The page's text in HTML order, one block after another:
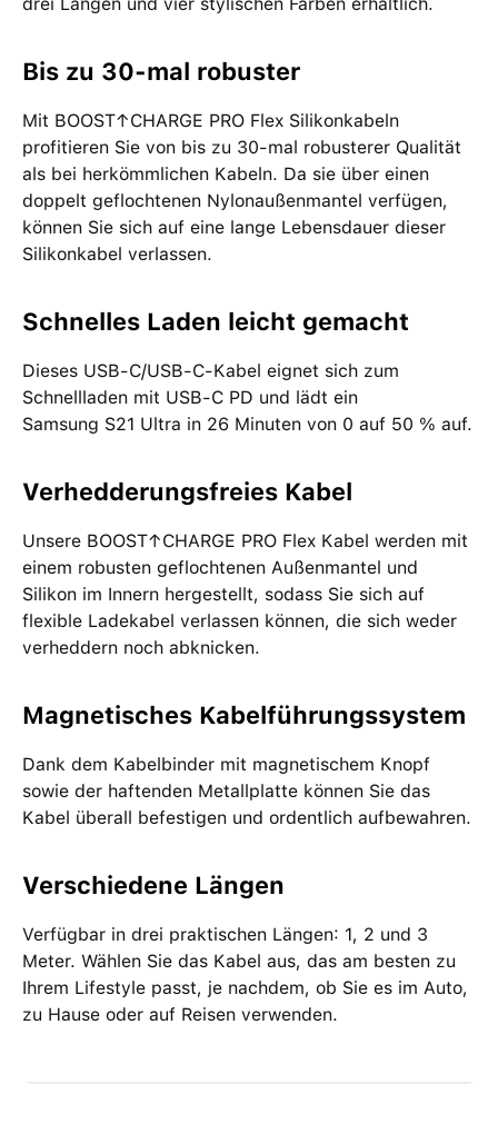
Bis zu 30-mal robuster
Mit BOOST↑CHARGE PRO Flex Silikonkabeln
profitieren Sie von bis zu 30-mal robusterer Qualität
als bei herkömmlichen Kabeln. Da sie über einen
doppelt geflochtenen Nylonaußenmantel verfügen,
können Sie sich auf eine lange Lebensdauer dieser
Silikonkabel verlassen.
Schnelles Laden leicht gemacht
Dieses USB-C/USB-C-Kabel eignet sich zum
Schnellladen mit USB-C PD und lädt ein
Samsung S21 Ultra in 26 Minuten von 0 auf 50 % auf.
Verhedderungsfreies Kabel
Unsere BOOST↑CHARGE PRO Flex Kabel werden mit
einem robusten geflochtenen Außenmantel und
Silikon im Innern hergestellt, sodass Sie sich auf
flexible Ladekabel verlassen können, die sich weder
verheddern noch abknicken.
Magnetisches Kabelführungssystem
Dank dem Kabelbinder mit magnetischem Knopf
sowie der haftenden Metallplatte können Sie das
Kabel überall befestigen und ordentlich aufbewahren.
Verschiedene Längen
Verfügbar in drei praktischen Längen: 1, 2 und 3
Meter. Wählen Sie das Kabel aus, das am besten zu
Ihrem Lifestyle passt, je nachdem, ob Sie es im Auto,
zu Hause oder auf Reisen verwenden.